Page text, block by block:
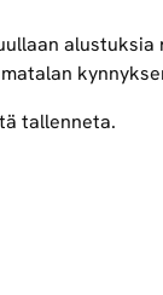
tallenneta.